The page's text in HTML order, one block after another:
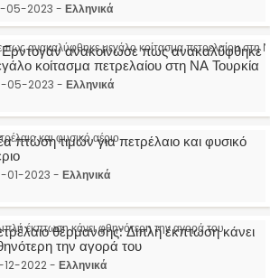
05-2023 - Ελληνικά
ανακοίνωσε πως ανακαλύφθηκε
κοίτασμα πετρελαίου στη ΝΑ Τουρκία
05-2023 - Ελληνικά
πτώση τιμών για πετρέλαιο και φυσικό
01-2023 - Ελληνικά
θέρμανσης: Διπλή έκπτωση κάνει
την αγορά του
12-2022 - Ελληνικά